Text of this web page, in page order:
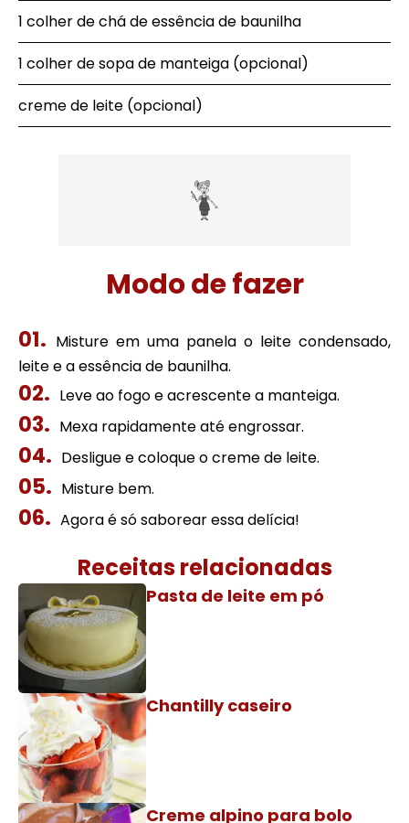
1 colher de chá de essência de baunilha
1 colher de sopa de manteiga (opcional)
creme de leite (opcional)
Modo de fazer
Misture em uma panela o leite condensado,
leite e a essência de baunilha.
Leve ao fogo e acrescente a manteiga.
Mexa rapidamente até engrossar.
Desligue e coloque o creme de leite.
Misture bem.
Agora é só saborear essa delícia!
Receitas relacionadas
Pasta de leite em pó
Chantilly caseiro
Creme alpino para bolo